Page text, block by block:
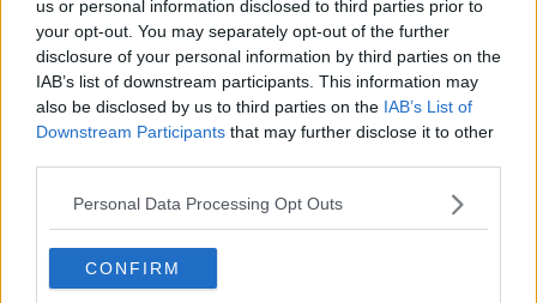
us or personal information disclosed to third parties prior to
your opt-out. You may separately opt-out of the further
disclosure of your personal information by third parties on the
IAB’s list of downstream participants. This information may
also be disclosed by us to third parties on the IAB’s List of
Downstream Participants that may further disclose it to other
Personal Data Processing Opt Outs
CONFIRM
SCORPIONE
Il mese di maggio parte in modo tranquillo, con quasi tutti pianeti al
tuo favore, oppure in posizione neutra. Solo ai nativi di fine ottobre
potrebbe essere critica la prima domenica del mese, quando ci
potrebbe essere un litigio con il partner, oppure perfino una
voglia di iniziare qualcosa totalmente nuova nella tua vita. Il 13 e il
15 maggio saranno ancora giornate a rischio di incomprensione, di
litigio, specialmente per i nativi di fine ottobre. Proseguirá tutto in
modo normale, senza grandi sorprese. A livello della vita
sentimentale, Venere in Toro ti potrebbe dare la possibilitá, di
portare avanti la tua relazione, come vorresti. Se non hai un